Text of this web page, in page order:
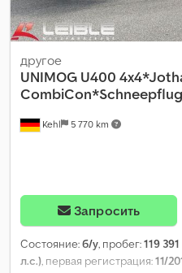
Kehl 5 770 km
другое
UNIMOG U400
Запросить
Состояние:б/у, пробег:119
л.с.), первая регистрация:11/